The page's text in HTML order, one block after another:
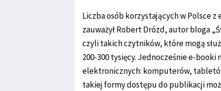
Liczba osób korzystających w Polsce z
zauważył Robert Drózd, autor bloga
czyli takich czytników, które mogą
200-300 tysięcy. Jednocześnie e-
elektronicznych: komputerów,
takiej formy dostępu do publikacji